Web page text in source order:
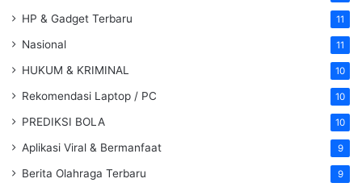
HP & Gadget Terbaru 11
Nasional 11
HUKUM & KRIMINAL 10
Rekomendasi Laptop / PC 10
PREDIKSI BOLA 10
Aplikasi Viral & Bermanfaat 9
Berita Olahraga Terbaru 9